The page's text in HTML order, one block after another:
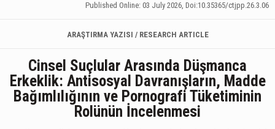
Published Online: 03 July 2026, Doi:10.35365/ctjpp.26.3.06
ARAŞTIRMA YAZISI / RESEARCH ARTICLE
Cinsel Suçlular Arasında Düşmanca
Erkeklik: Antisosyal Davranışların, Madde
Bağımlılığının ve Pornografi Tüketiminin
Rolünün İncelenmesi